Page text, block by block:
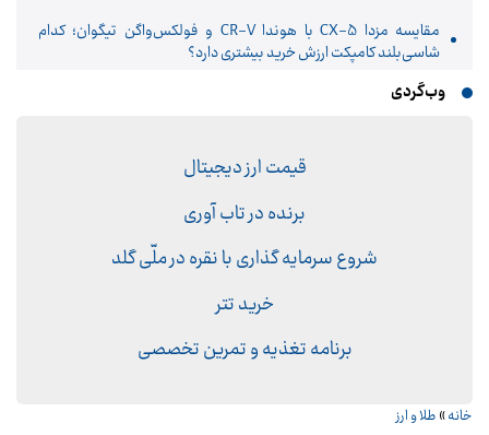
مقایسه مزدا CX-5 با هوندا CR-V و فولکس‌واگن تیگوان؛ کدام
شاسی‌بلند کامپکت ارزش خرید بیشتری دارد؟
وب‌گردی
قیمت ارز دیجیتال
برنده در تاب آوری
شروع سرمایه گذاری با نقره در ملّی گلد
خرید تتر
برنامه تغذیه و تمرین تخصصی